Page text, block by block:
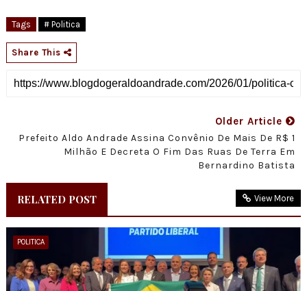
Tags # Politica
Share This
Older Article
Prefeito Aldo Andrade Assina Convênio De Mais De R$ 1
Milhão E Decreta O Fim Das Ruas De Terra Em
Bernardino Batista
RELATED POST View More
POLITICA